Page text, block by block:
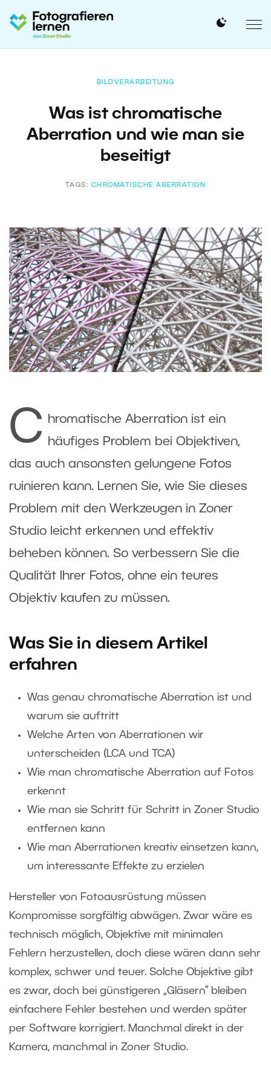
BILDVERARBEITUNG
Was ist chromatische
Aberration und wie man sie
beseitigt
TAGS: CHROMATISCHE ABERRATION
C
hromatische Aberration ist ein
häufiges Problem bei Objektiven,
das auch ansonsten gelungene Fotos
ruinieren kann. Lernen Sie, wie Sie dieses
Problem mit den Werkzeugen in Zoner
Studio leicht erkennen und effektiv
beheben können. So verbessern Sie die
Qualität Ihrer Fotos, ohne ein teures
Objektiv kaufen zu müssen.
Was Sie in diesem Artikel
erfahren
Was genau chromatische Aberration ist und
warum sie auftritt
Welche Arten von Aberrationen wir
unterscheiden (LCA und TCA)
Wie man chromatische Aberration auf Fotos
erkennt
Wie man sie Schritt für Schritt in Zoner Studio
entfernen kann
Wie man Aberrationen kreativ einsetzen kann,
um interessante Effekte zu erzielen
Hersteller von Fotoausrüstung müssen
Kompromisse sorgfältig abwägen. Zwar wäre es
technisch möglich, Objektive mit minimalen
Fehlern herzustellen, doch diese wären dann sehr
komplex, schwer und teuer. Solche Objektive gibt
es zwar, doch bei günstigeren „Gläsern” bleiben
einfachere Fehler bestehen und werden später
per Software korrigiert. Manchmal direkt in der
Kamera, manchmal in Zoner Studio.